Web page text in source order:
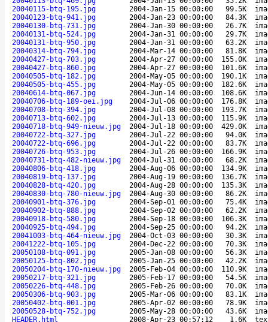
20040115-btq-195.jpg
2004-Jan-15 00:00:00 99.5K
20040123-btq-941.jpg
2004-Jan-23 00:00:00 84.3K
20040130-btq-731.jpg
2004-Jan-30 00:00:00 26.7K
20040131-btq-524.jpg
2004-Jan-31 00:00:00 29.7K
20040131-btq-950.jpg
2004-Jan-31 00:00:00 63.2K
20040314-btq-794.jpg
2004-Mar-14 00:00:00 81.8K
20040427-btq-703.jpg
2004-Apr-27 00:00:00 155.0K
20040427-btq-860.jpg
2004-Apr-27 00:00:00 101.6K
20040505-btq-182.jpg
2004-May-05 00:00:00 190.1K
20040505-btq-455.jpg
2004-May-05 00:00:00 182.6K
20040614-btq-067.jpg
2004-Jun-14 00:00:00 108.6K
20040706-btq-189-oei.jpg
2004-Jul-06 00:00:00 176.8K
20040708-btq-394.jpg
2004-Jul-08 00:00:00 193.7K
20040713-btq-602.jpg
2004-Jul-13 00:00:00 115.9K
20040718-btq-949-nieuw.jpg
2004-Jul-18 00:00:00 429.0K
20040722-btq-327.jpg
2004-Jul-22 00:00:00 94.0K
20040722-btq-696.jpg
2004-Jul-22 00:00:00 83.7K
20040726-btq-953.jpg
2004-Jul-26 00:00:00 166.9K
20040731-btq-482-nieuw.jpg
2004-Jul-31 00:00:00 68.2K
20040806-btq-418.jpg
2004-Aug-06 00:00:00 134.9K
20040819-btq-137.jpg
2004-Aug-19 00:00:00 136.7K
20040828-btq-420.jpg
2004-Aug-28 00:00:00 135.3K
20040830-btq-780-nieuw.jpg
2004-Aug-30 00:00:00 86.2K
20040901-btq-376.jpg
2004-Sep-01 00:00:00 75.4K
20040902-btq-888.jpg
2004-Sep-02 00:00:00 62.2K
20040918-btq-580.jpg
2004-Sep-18 00:00:00 106.3K
20040925-btq-494.jpg
2004-Sep-25 00:00:00 94.2K
20041003-btq-464-nieuw.jpg
2004-Oct-03 00:00:00 30.3K
20041222-btq-105.jpg
2004-Dec-22 00:00:00 70.3K
20050108-btq-091.jpg
2005-Jan-08 00:00:00 56.3K
20050125-btq-802.jpg
2005-Jan-25 00:00:00 42.2K
20050204-btq-170-nieuw.jpg
2005-Feb-04 00:00:00 110.9K
20050217-btq-321.jpg
2005-Feb-17 00:00:00 54.5K
20050226-btq-448.jpg
2005-Feb-26 00:00:00 70.0K
20050306-btq-903.jpg
2005-Mar-06 00:00:00 83.1K
20050402-btq-001.jpg
2005-Apr-02 00:00:00 78.9K
20050528-btq-752.jpg
2005-May-28 00:00:00 43.6K
HEADER.html
2008-Apr-23 00:57:12 1.6K